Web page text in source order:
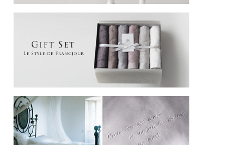
率 リネン65%、コットン35%）
ヨーロッパ産リネンを使用しています。
リネンをパイル織りする事でより吸水性が増し、肌触りも良く贅沢なタオルに仕上
がりました。
麻独特の上質で爽やかな感触をお楽しみください。
とても吸水性がよいので、シャンプー後のドライタオルとしても、乾きが早くお勧
一度お使いいただくと良さがわかる優れものです。
【ご注意】
・リネンは素材の特性上、摩擦により毛羽立ちやすくなっております。
洗濯機をご使用の場合は、洗濯ネットに入れ、デリケートまたは手洗いモードでの
洗濯をお勧めします。
また、洗濯時に他のものへの毛羽の付着を避けるため、最初の洗濯から数回は特に
分けて洗濯することをお勧めします。